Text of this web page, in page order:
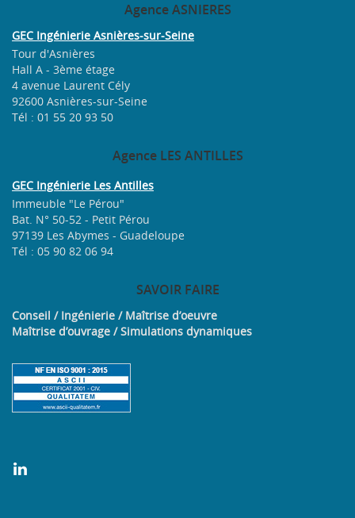
AgenceASNIERES
GEC Ingénierie Asnières-sur-Seine
Tour d'Asnières
Hall A - 3ème étage
4 avenue Laurent Cély
92600 Asnières-sur-Seine
Tél : 01 55 20 93 50
AgenceLES ANTILLES
GEC Ingénierie Les Antilles
Immeuble "Le Pérou"
Bat. N° 50-52 - Petit Pérou
97139 Les Abymes - Guadeloupe
Tél : 05 90 82 06 94
SAVOIRFAIRE
Conseil / Ingénierie / Maîtrise d’oeuvre
Maîtrise d’ouvrage / Simulations dynamiques